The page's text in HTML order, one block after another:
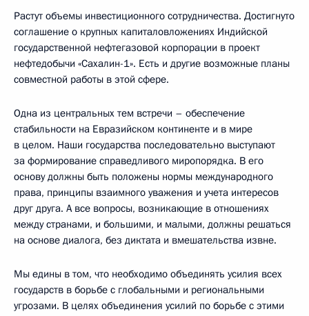
Растут объемы инвестиционного сотрудничества. Достигнуто
соглашение о крупных капиталовложениях Индийской
государственной нефтегазовой корпорации в проект
нефтедобычи «Сахалин-1». Есть и другие возможные планы
совместной работы в этой сфере.
Одна из центральных тем встречи – обеспечение
стабильности на Евразийском континенте и в мире
в целом. Наши государства последовательно выступают
за формирование справедливого миропорядка. В его
основу должны быть положены нормы международного
права, принципы взаимного уважения и учета интересов
друг друга. А все вопросы, возникающие в отношениях
между странами, и большими, и малыми, должны решаться
на основе диалога, без диктата и вмешательства извне.
Мы едины в том, что необходимо объединять усилия всех
государств в борьбе с глобальными и региональными
угрозами. В целях объединения усилий по борьбе с этими